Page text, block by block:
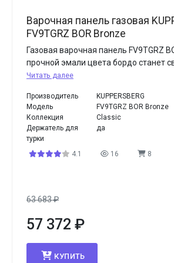
Варочная панель газовая
FV9TGRZ BOR Bronze
Газовая варочная панель FV9TGRZ
прочной эмали цвета бордо станет
Читать далее
Производитель
KUPPERSBERG
Модель
FV9TGRZ BOR Bronze
Коллекция
Classic
Держатель для
турки
да
4.1 16 8
63 683₽
57 372 ₽
КУПИТЬ